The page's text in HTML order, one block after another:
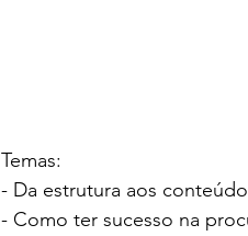
Temas:
- Da estrutura aos
- Como ter sucesso na